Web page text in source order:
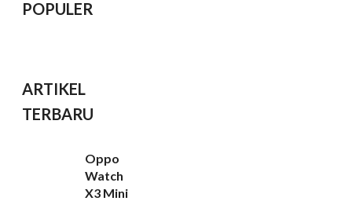
POPULER
ARTIKEL
TERBARU
Oppo
Watch
X3 Mini